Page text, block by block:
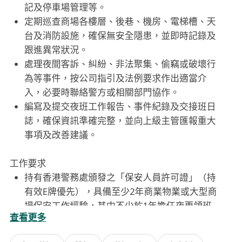
記及停車場管理等。
定期巡查商場各樓層、後巷、機房、電梯槽、天
台及消防設施，確保無安全隱患，並即時記錄及
跟進異常狀況。
處理夜間客訴、糾紛、非法聚集、偷竊或破壞行
為等事件，按公司指引及法例要求作出適當介
入，必要時聯絡警方或相關部門協作。
編寫及提交夜班工作報告、事件紀錄及交接班日
誌，確保資訊準確完整，並向上級主管匯報重大
事項及改善建議。
工作要求
持有香港警務處頒發之「保安人員許可證」（持
有效E牌優先），具備至少2年商業物業或大型商
場保安工作經驗，其中不少於1年擔任夜更領班
或主管職級。
熟悉《公安條例》《消防條例》《個人資料（私
查看更多